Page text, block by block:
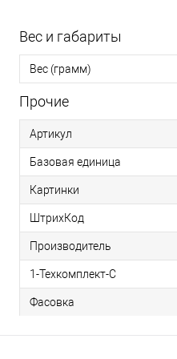
Вес и габариты
Вес (грамм)
Прочие
Артикул
Базовая единица
Картинки
ШтрихКод
Производитель
1-Техкомплект-С
Фасовка